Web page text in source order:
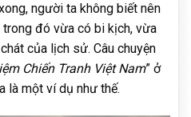
người ta không biết nên
đó vừa có bi kịch, vừa
của lịch sử. Câu chuyện
Chiến Tranh Việt Nam” ở
là một ví dụ như thế.